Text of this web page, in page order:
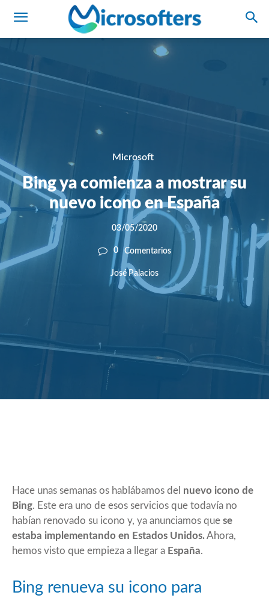
Microsoft
Bing ya comienza a mostrar su
nuevo icono en España
03/05/2020
0 Comentarios
José Palacios
Hace unas semanas os hablábamos del nuevo icono de
Bing. Este era uno de esos servicios que todavía no
habían renovado su icono y, ya anunciamos que se
estaba implementando en Estados Unidos.Ahora,
hemos visto que empieza a llegar a España.
Bing renueva su icono para